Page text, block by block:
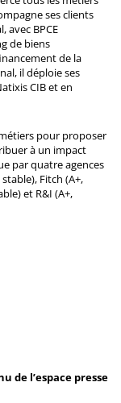
ses clients
avec BPCE
de biens
de la
il déploie ses
CIB et en
pour proposer
à un impact
par quatre agences
Fitch (A+,
et R&I (A+,
de l’espace presse